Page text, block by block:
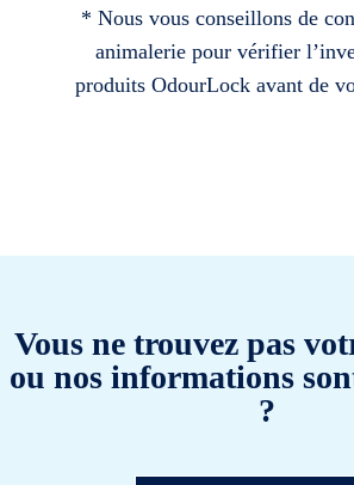
* Nous vous conseillons de
animalerie pour vérifier
produits OdourLock avant de
Vous ne trouvez pas
ou nos informations
?